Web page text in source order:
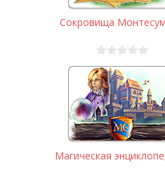
Сокровища
Магическая